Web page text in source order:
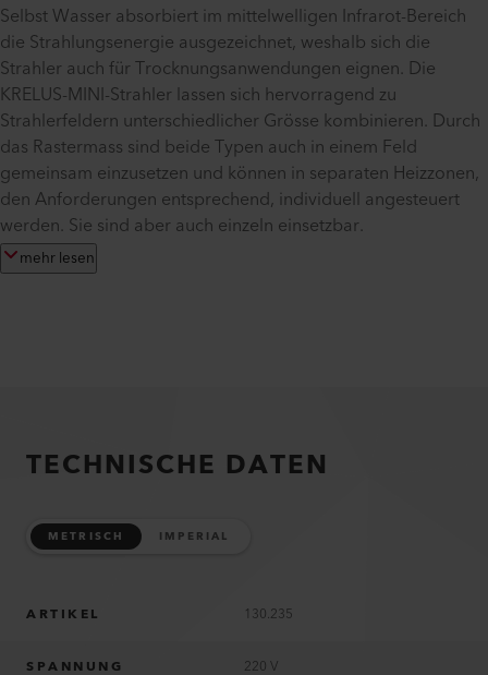
Selbst Wasser absorbiert im mittelwelligen Infrarot-Bereich
die Strahlungsenergie ausgezeichnet, weshalb sich die
Strahler auch für Trocknungsanwendungen eignen. Die
KRELUS-MINI-Strahler lassen sich hervorragend zu
Strahlerfeldern unterschiedlicher Grösse kombinieren. Durch
das Rastermass sind beide Typen auch in einem Feld
gemeinsam einzusetzen und können in separaten Heizzonen,
den Anforderungen entsprechend, individuell angesteuert
werden. Sie sind aber auch einzeln einsetzbar.
mehr lesen
TECHNISCHE DATEN
METRISCH IMPERIAL
ARTIKEL 130.235
SPANNUNG 220 V